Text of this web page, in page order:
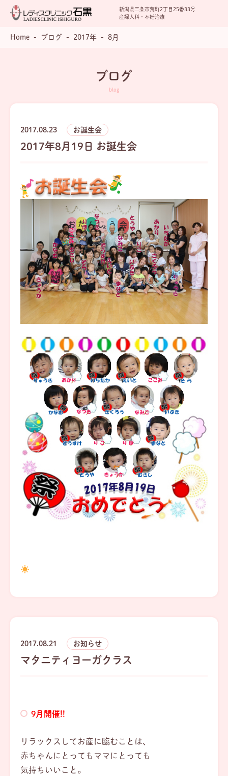
新潟県三条市荒町2丁目25番33号
産婦人科・不妊治療
Home ブログ 2017年 8月
ブログ
2017.08.23 お誕生会
2017年8月19日 お誕生会
2017.08.21 お知らせ
マタニティヨーガクラス
9月開催!!
リラックスしてお産に臨むことは、
赤ちゃんにとってもママにとっても
気持ちいいこと。